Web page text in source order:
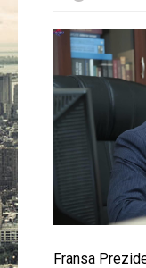
Fransa